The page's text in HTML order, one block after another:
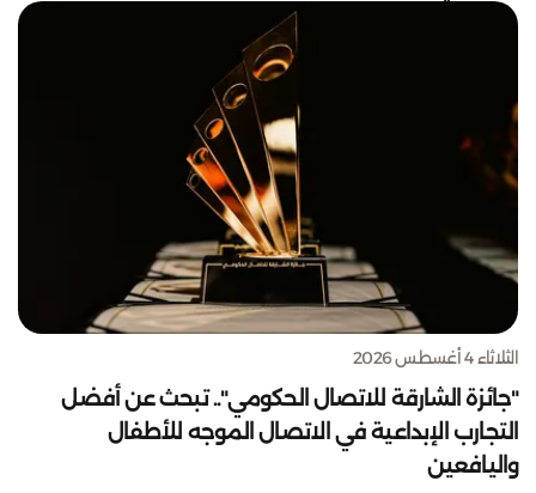
الثلاثاء 4 أغسطس 2026
"جائزة الشارقة للاتصال الحكومي".. تبحث عن أفضل
التجارب الإبداعية في الاتصال الموجه للأطفال
واليافعين